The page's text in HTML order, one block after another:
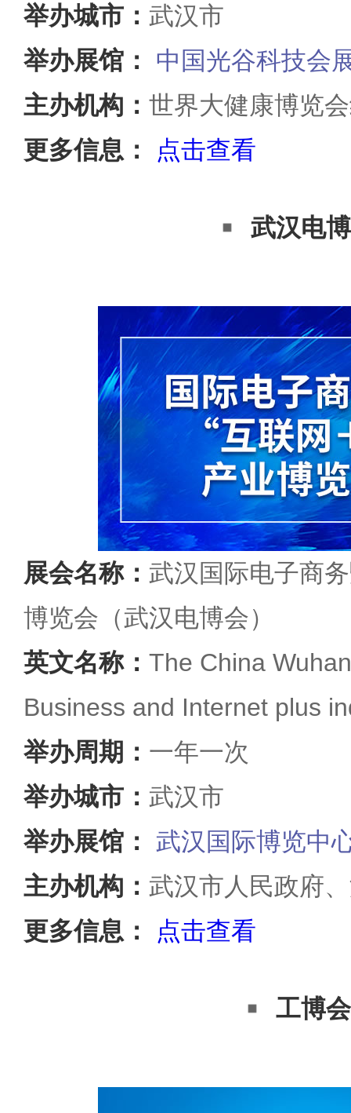
举办城市： 武汉市
举办展馆：
中国光谷科技会
主办机构： 世界大健康博览
更多信息：
点击查看
武汉电
展会名称： 武汉国际电子商
博览会（武汉电博会）
英文名称： The China
Business and Internet plus
举办周期： 一年一次
举办城市： 武汉市
举办展馆：
武汉国际博览中
主办机构： 武汉市人民政府
更多信息：
点击查看
工博会